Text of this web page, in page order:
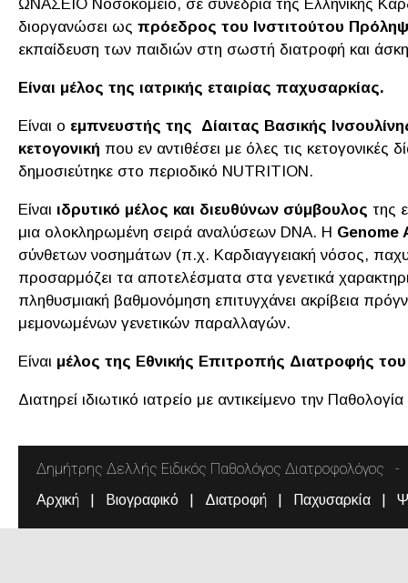
ΩΝΑΣΕΙΟ Νοσοκομείο, σε συνέδρια της Ελληνικής
διοργανώσει ως πρόεδρος του Ινστιτούτου
εκπαίδευση των παιδιών στη σωστή διατροφή και
Είναι μέλος της ιατρικής εταιρίας παχυσαρκίας.
Είναι ο εμπνευστής της Δίαιτας Βασικής
κετογονική που εν αντιθέσει με όλες τις κετογονικές
δημοσιεύτηκε στο περιοδικό NUTRITION.
Είναι ιδρυτικό μέλος και διευθύνων σύμβουλος της
μια ολοκληρωμένη σειρά αναλύσεων DNA. Η Genome
σύνθετων νοσημάτων (π.χ. Καρδιαγγειακή νόσος,
προσαρμόζει τα αποτελέσματα στα γενετικά
πληθυσμιακή βαθμονόμηση επιτυγχάνει ακρίβεια
μεμονωμένων γενετικών παραλλαγών.
Είναι μέλος της Εθνικής Επιτροπής Διατροφής
Διατηρεί ιδιωτικό ιατρείο με αντικείμενο την
Δημήτρης Δελλής Ειδικός Παθολόγος Διατροφολόγος
Αρχική Βιογραφικό Διατροφή Παχυσαρκία